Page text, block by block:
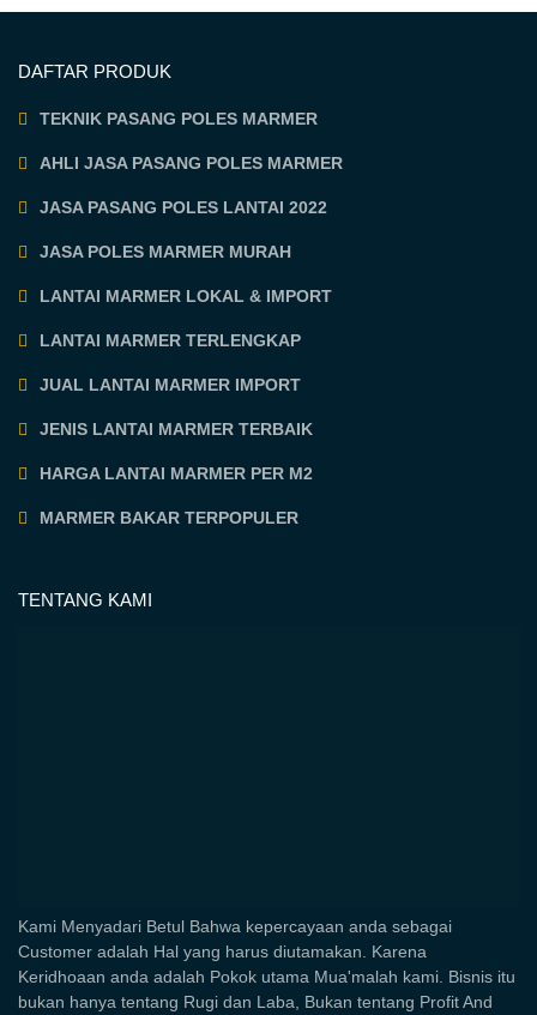
DAFTAR PRODUK
TEKNIK PASANG POLES MARMER
AHLI JASA PASANG POLES MARMER
JASA PASANG POLES LANTAI 2022
JASA POLES MARMER MURAH
LANTAI MARMER LOKAL & IMPORT
LANTAI MARMER TERLENGKAP
JUAL LANTAI MARMER IMPORT
JENIS LANTAI MARMER TERBAIK
HARGA LANTAI MARMER PER M2
MARMER BAKAR TERPOPULER
TENTANG KAMI
Kami Menyadari Betul Bahwa kepercayaan anda sebagai
Customer adalah Hal yang harus diutamakan. Karena
Keridhoaan anda adalah Pokok utama Mua'malah kami. Bisnis itu
bukan hanya tentang Rugi dan Laba, Bukan tentang Profit And